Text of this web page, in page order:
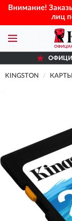
Внимание!
лиц
KINGSTON